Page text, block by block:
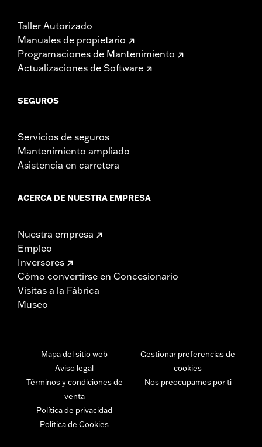
Taller Autorizado
Manuales de propietario
Programaciones de Mantenimiento
Actualizaciones de Software
SEGUROS
Servicios de seguros
Mantenimiento ampliado
Asistencia en carretera
ACERCA DE NUESTRA EMPRESA
Nuestra empresa
Empleo
Inversores
Cómo convertirse en Concesionario
Visitas a la Fábrica
Museo
Mapa del sitio web
Aviso legal
Términos y condiciones de
venta
Política de privacidad
Política de Cookies
Gestionar preferencias de
cookies
Nos preocupamos por ti